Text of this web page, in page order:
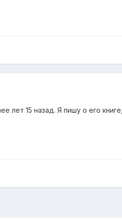
лет 15 назад. Я пишу о его